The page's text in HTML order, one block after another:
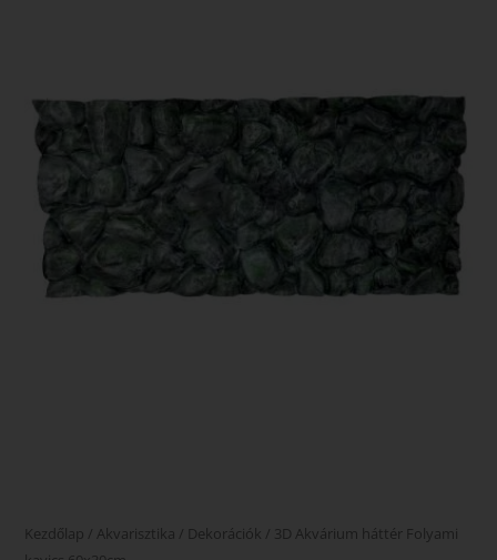
Kezdőlap / Akvarisztika / Dekorációk / 3D Akvárium háttér Folyami